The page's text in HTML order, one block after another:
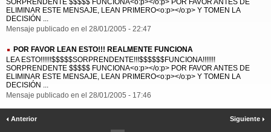
SORPRENDENTE $$$$$ FUNCIONA<o:p></o:p> POR FAVOR ANTES DE
ELIMINAR ESTE MENSAJE, LEAN PRIMERO<o:p></o:p> Y TOMEN LA
DECISIÓN ...
Mensaje publicado en el 28/01/2005 - 22:47
POR FAVOR LEAN ESTO!!! REALMENTE FUNCIONA
LEA ESTO!!!!!!$$$$$SORPRENDENTE!!!$$$$$$FUNCIONA!!!!!!!
SORPRENDENTE $$$$$ FUNCIONA<o:p></o:p> POR FAVOR ANTES DE
ELIMINAR ESTE MENSAJE, LEAN PRIMERO<o:p></o:p> Y TOMEN LA
DECISIÓN ...
Mensaje publicado en el 28/01/2005 - 17:46
Anterior Siguiente